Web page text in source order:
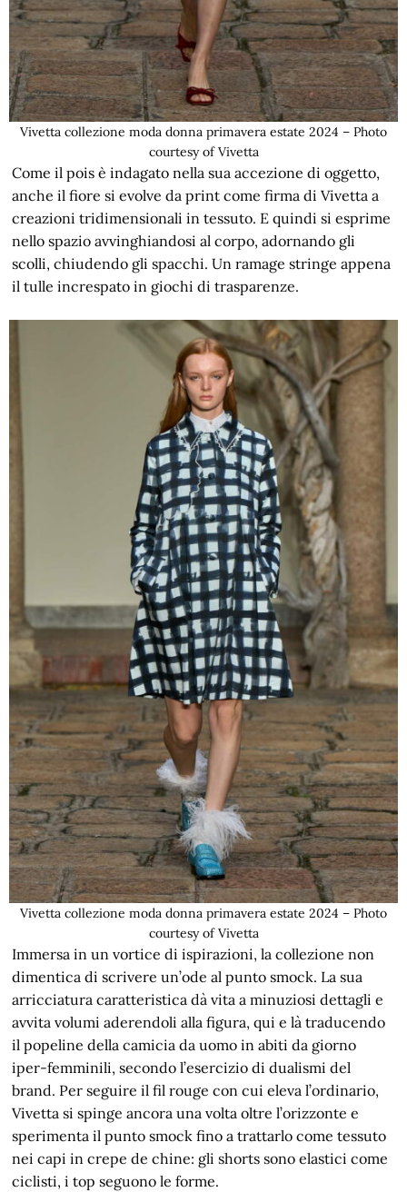
Vivetta collezione moda donna primavera estate 2024 – Photo
courtesy of Vivetta
Come il pois è indagato nella sua accezione di oggetto,
anche il fiore si evolve da print come firma di Vivetta a
creazioni tridimensionali in tessuto. E quindi si esprime
nello spazio avvinghiandosi al corpo, adornando gli
scolli, chiudendo gli spacchi. Un ramage stringe appena
il tulle increspato in giochi di trasparenze.
Vivetta collezione moda donna primavera estate 2024 – Photo
courtesy of Vivetta
Immersa in un vortice di ispirazioni, la collezione non
dimentica di scrivere un’ode al punto smock. La sua
arricciatura caratteristica dà vita a minuziosi dettagli e
avvita volumi aderendoli alla figura, qui e là traducendo
il popeline della camicia da uomo in abiti da giorno
iper-femminili, secondo l’esercizio di dualismi del
brand. Per seguire il fil rouge con cui eleva l’ordinario,
Vivetta si spinge ancora una volta oltre l’orizzonte e
sperimenta il punto smock fino a trattarlo come tessuto
nei capi in crepe de chine: gli shorts sono elastici come
ciclisti, i top seguono le forme.